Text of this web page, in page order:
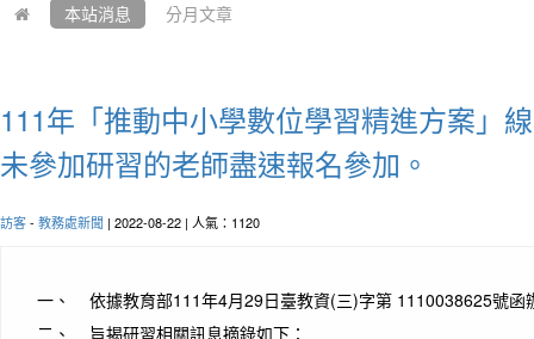
本站消息 分月文章
111年「推動中小學數位學習精進方案」
未參加研習的老師盡速報名參加。
訪客- 教務處新聞 | 2022-08-22 | 人氣：1120
一、 依據教育部111年4月29日臺教資(三)字第 1110038625號函
二、 旨揭研習相關訊息摘錄如下：